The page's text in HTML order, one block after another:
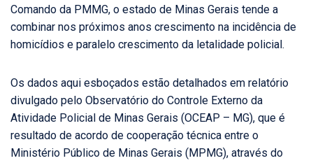
Comando da PMMG, o estado de Minas Gerais tende a
combinar nos próximos anos crescimento na incidência de
homicídios e paralelo crescimento da letalidade policial.
Os dados aqui esboçados estão detalhados em relatório
divulgado pelo Observatório do Controle Externo da
Atividade Policial de Minas Gerais (OCEAP – MG), que é
resultado de acordo de cooperação técnica entre o
Ministério Público de Minas Gerais (MPMG), através do